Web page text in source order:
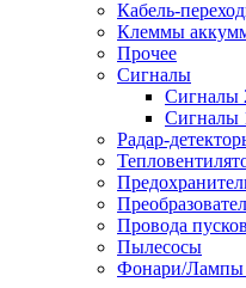
Кабель-
Клеммы
Прочее
Сигналы
Сигналы
Сигналы
Радар-
Провода
Пылесосы
Фонари/Лампы